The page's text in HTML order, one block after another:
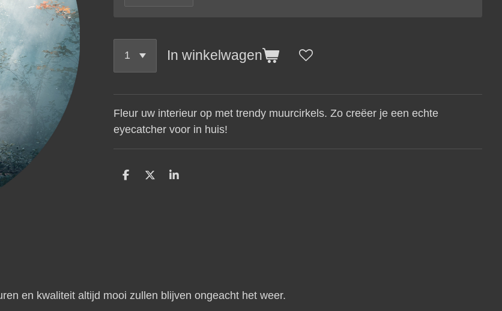
In winkelwagen
Fleur uw interieur op met trendy muurcirkels. Zo creëer je een echte
eyecatcher voor in huis!
D
D
S
en kwaliteit altijd mooi zullen blijven ongeacht het weer.